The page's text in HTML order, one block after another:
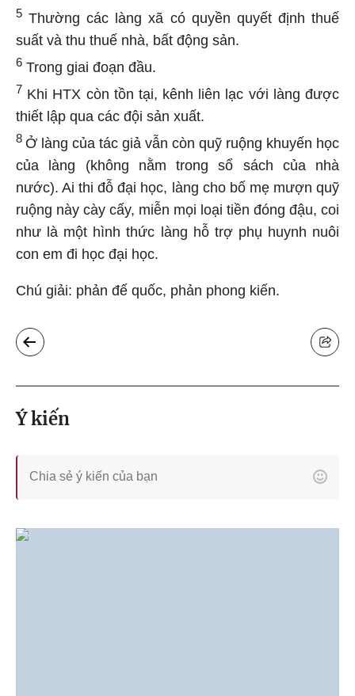
5 Thường các làng xã có quyền quyết định thuế
suất và thu thuế nhà, bất động sản.
6 Trong giai đoạn đầu.
7 Khi HTX còn tồn tại, kênh liên lạc với làng được
thiết lập qua các đội sản xuất.
8 Ở làng của tác giả vẫn còn quỹ ruộng khuyến học
của làng (không nằm trong sổ sách của nhà
nước). Ai thi đỗ đại học, làng cho bố mẹ mượn quỹ
ruộng này cày cấy, miễn mọi loại tiền đóng đậu, coi
như là một hình thức làng hỗ trợ phụ huynh nuôi
con em đi học đại học.
Chú giải: phản đế quốc, phản phong kiến.
Ý kiến